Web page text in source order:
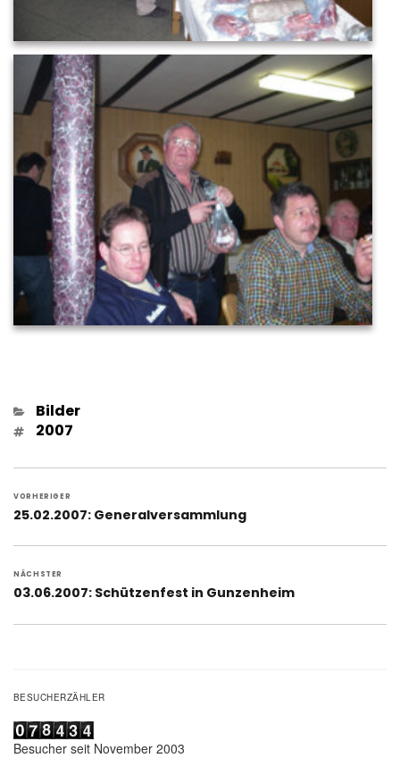
Kategorien
Bilder
Schlagwörter
2007
VORHERIGER
Vorheriger
25.02.2007: Generalversammlung
NÄCHSTER
Nächster
03.06.2007: Schützenfest in Gunzenheim
BESUCHERZÄHLER
Besucher seit November 2003